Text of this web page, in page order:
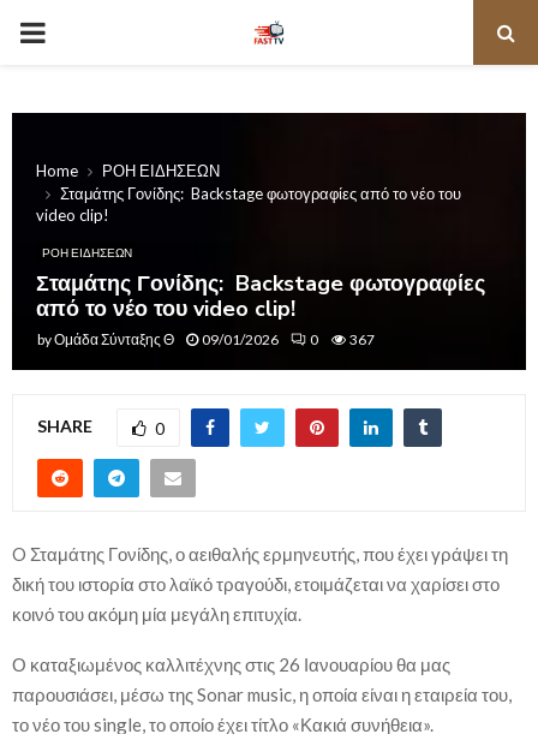
PRIMARY
Home
ΡΟΗ ΕΙΔΗΣΕΩΝ
Σταμάτης Γονίδης: Backstage φωτογραφίες από το νέο του
video clip!
ΡΟΗ ΕΙΔΗΣΕΩΝ
Σταμάτης Γονίδης: Backstage φωτογραφίες
από το νέο του video clip!
byΟμάδα Σύνταξης Θ 09/01/2026 0 367
SHARE 0
O Σταμάτης Γονίδης, ο αειθαλής ερμηνευτής, που έχει γράψει τη
δική του ιστορία στο λαϊκό τραγούδι, ετοιμάζεται να χαρίσει στο
κοινό του ακόμη μία μεγάλη επιτυχία.
Ο καταξιωμένος καλλιτέχνης στις 26 Ιανουαρίου θα μας
παρουσιάσει, μέσω της Sonar music, η οποία είναι η εταιρεία του,
το νέο του single, το οποίο έχει τίτλο «Κακιά συνήθεια».